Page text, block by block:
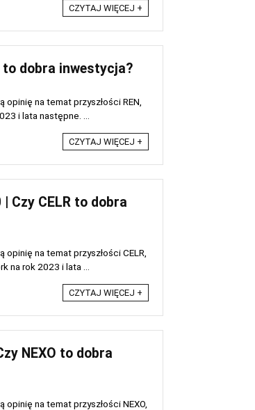
CZYTAJ WIĘCEJ +
to dobra inwestycja?
na temat przyszłości REN,
i lata następne. ...
CZYTAJ WIĘCEJ +
Czy CELR to dobra
na temat przyszłości CELR,
na rok 2023 i lata ...
CZYTAJ WIĘCEJ +
NEXO to dobra
na temat przyszłości NEXO,